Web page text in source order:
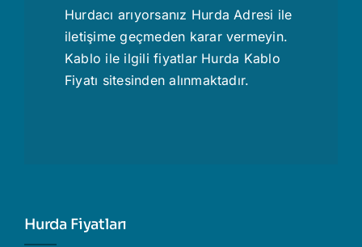
Hurdacı arıyorsanız Hurda Adresi ile
iletişime geçmeden karar vermeyin.
Kablo ile ilgili fiyatlar Hurda Kablo
Fiyatı sitesinden alınmaktadır.
Hurda Fiyatları